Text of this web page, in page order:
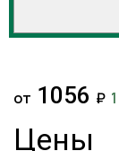
от 1056 ₽
Цены